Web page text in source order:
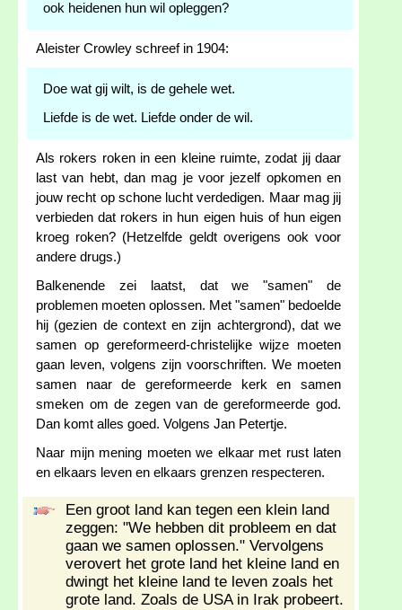
ook heidenen hun wil opleggen?
Aleister Crowley schreef in 1904:
Doe wat gij wilt, is de gehele wet.
Liefde is de wet. Liefde onder de wil.
Als rokers roken in een kleine ruimte, zodat jij daar
last van hebt, dan mag je voor jezelf opkomen en
jouw recht op schone lucht verdedigen. Maar mag jij
verbieden dat rokers in hun eigen huis of hun eigen
kroeg roken? (Hetzelfde geldt overigens ook voor
andere drugs.)
Balkenende zei laatst, dat we "samen" de
problemen moeten oplossen. Met "samen" bedoelde
hij (gezien de context en zijn achtergrond), dat we
samen op gereformeerd-christelijke wijze moeten
gaan leven, volgens zijn voorschriften. We moeten
samen naar de gereformeerde kerk en samen
smeken om de zegen van de gereformeerde god.
Dan komt alles goed. Volgens Jan Petertje.
Naar mijn mening moeten we elkaar met rust laten
en elkaars leven en elkaars grenzen respecteren.
Een groot land kan tegen een klein land
zeggen: "We hebben dit probleem en dat
gaan we samen oplossen." Vervolgens
verovert het grote land het kleine land en
dwingt het kleine land te leven zoals het
grote land. Zoals de USA in Irak probeert.